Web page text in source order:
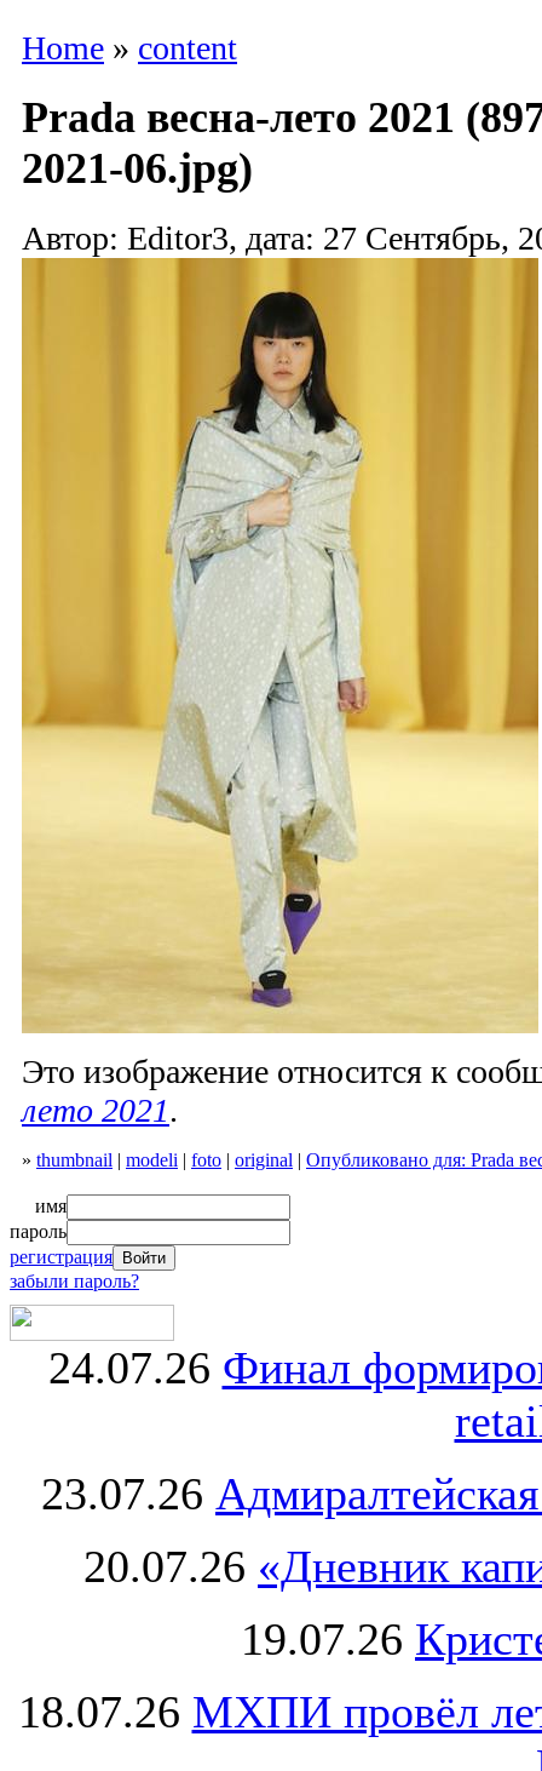
Home » content
Prada весна-лето 2021
2021-06.jpg)
Автор: Editor3, дата: 27 Сентябрь,
Это изображение относится к
лето 2021.
» thumbnail | modeli | foto | original | Опубликовано для: Prada
имя
пароль
регистрация
забыли пароль?
24.07.26 Финал
23.07.26
20.07.26 «Дневник
19.07.26
18.07.26 МХПИ провёл